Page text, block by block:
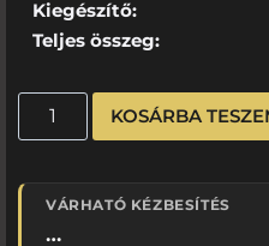
Kiegészítő:
Teljes összeg:
KOSÁRBA
VÁRHATÓ KÉZBESÍTÉS
…